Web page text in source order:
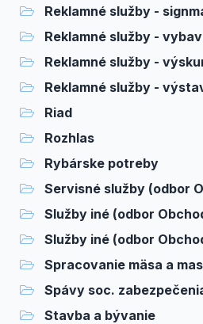
Reklamné služby -
Reklamné služby -
Reklamné služby -
Reklamné služby -
Riad
Rozhlas
Rybárske potreby
Servisné služby (odbor
Služby iné (odbor
Služby iné (odbor
Spracovanie mäsa a
Spávy soc.
Stavba a bývanie